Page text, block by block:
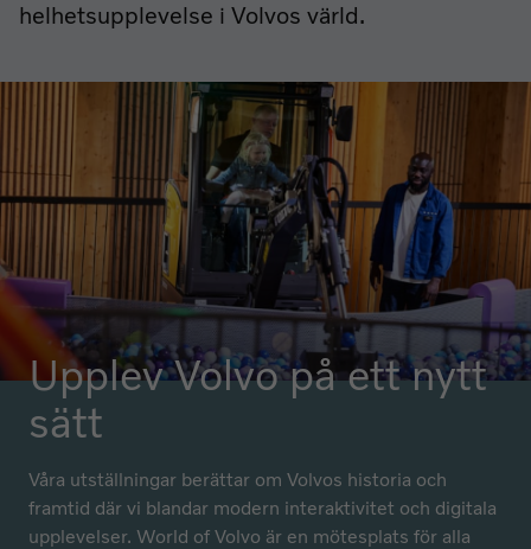
helhetsupplevelse i Volvos värld.
Upplev Volvo på ett nytt
sätt
Våra utställningar berättar om Volvos historia och
framtid där vi blandar modern interaktivitet och digitala
upplevelser. World of Volvo är en mötesplats för alla